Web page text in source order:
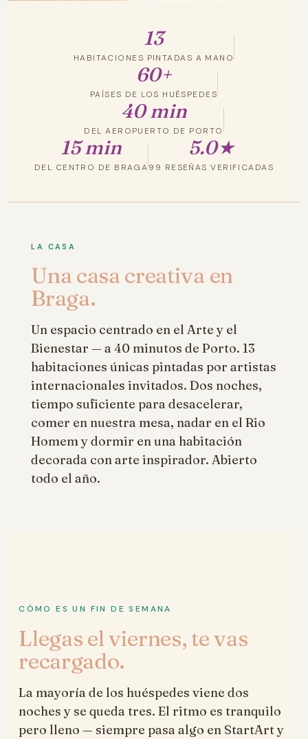
13
HABITACIONES PINTADAS A MANO
60+
PAÍSES DE LOS HUÉSPEDES
40 min
DEL AEROPUERTO DE PORTO
15 min
DEL CENTRO DE BRAGA
5.0★
99 RESEÑAS VERIFICADAS
LA CASA
Una casa creativa en
Braga.
Un espacio centrado en el Arte y el
Bienestar — a 40 minutos de Porto. 13
habitaciones únicas pintadas por artistas
internacionales invitados. Dos noches,
tiempo suficiente para desacelerar,
comer en nuestra mesa, nadar en el Rio
Homem y dormir en una habitación
decorada con arte inspirador. Abierto
todo el año.
CÓMO ES UN FIN DE SEMANA
Llegas el viernes, te vas
recargado.
La mayoría de los huéspedes viene dos
noches y se queda tres. El ritmo es tranquilo
pero lleno — siempre pasa algo en StartArt y